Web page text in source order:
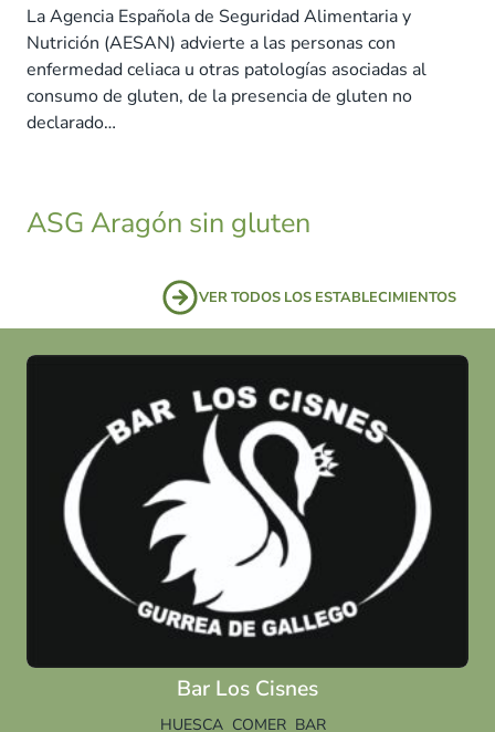
La Agencia Española de Seguridad Alimentaria y
Nutrición (AESAN) advierte a las personas con
enfermedad celiaca u otras patologías asociadas al
consumo de gluten, de la presencia de gluten no
declarado…
ASG Aragón sin gluten
VER TODOS LOS ESTABLECIMIENTOS
Bar Los Cisnes
HUESCA COMER BAR